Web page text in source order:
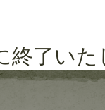
終了い